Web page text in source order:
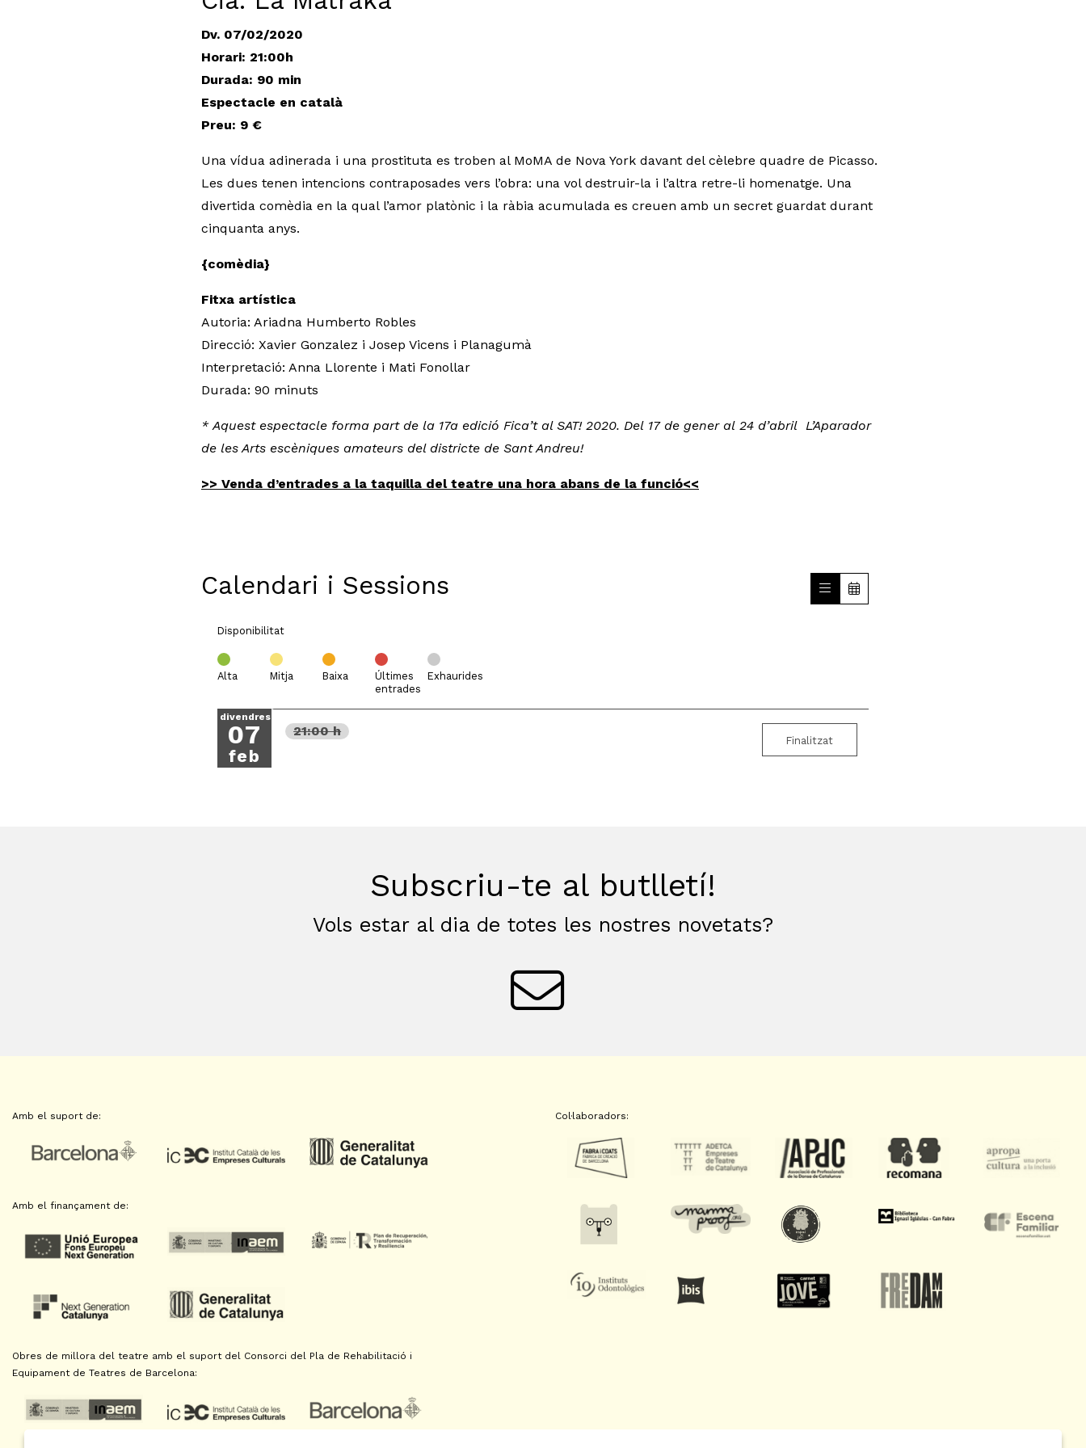
Dv. 07/02/2020
Horari: 21:00h
Durada: 90 min
Espectacle en català
Preu: 9 €
Una vídua adinerada i una prostituta es troben al MoMA de Nova York davant del cèlebre quadre de Picasso.
Les dues tenen intencions contraposades vers l’obra: una vol destruir-la i l’altra retre-li homenatge. Una
divertida comèdia en la qual l’amor platònic i la ràbia acumulada es creuen amb un secret guardat durant
cinquanta anys.
{comèdia}
Fitxa artística
Autoria: Ariadna Humberto Robles
Direcció: Xavier Gonzalez i Josep Vicens i Planagumà
Interpretació: Anna Llorente i Mati Fonollar
Durada: 90 minuts
* Aquest espectacle forma part de la 17a edició Fica’t al SAT! 2020. Del 17 de gener al 24 d’abril L’Aparador
de les Arts escèniques amateurs del districte de Sant Andreu!
>> Venda d’entrades a la taquilla del teatre una hora abans de la funció<<
Calendari i Sessions
Disponibilitat
Alta Mitja Baixa
Últimes
entrades
Exhaurides
divendres
07
feb
21:00 h
Finalitzat
Subscriu-te al butlletí!
Vols estar al dia de totes les nostres novetats?
Amb el suport de:
Amb el finançament de:
Obres de millora del teatre amb el suport del Consorci del Pla de Rehabilitació i
Equipament de Teatres de Barcelona:
Col·laboradors: